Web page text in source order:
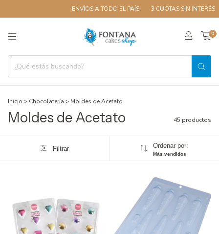
ENVÍOS A TODO EL PAÍS 3 CUOTAS SIN INTERÉS 10%
0
Inicio > Chocolatería > Moldes de Acetato
Moldes de Acetato 45 productos
Filtrar Ordenar por:
Más vendidos